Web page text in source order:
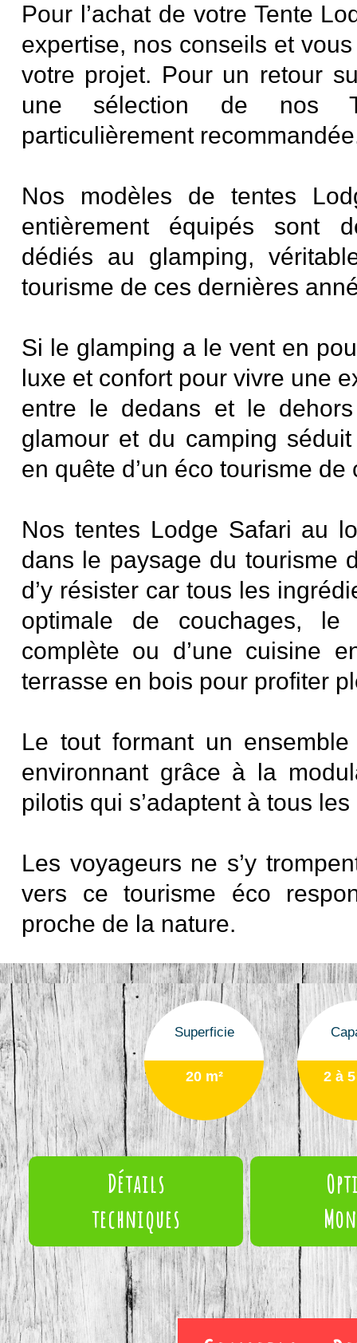
Pour l’achat de votre Tente
expertise, nos conseils et
votre projet. Pour un retour
une sélection de nos
particulièrement
Nos modèles de tentes
entièrement équipés sont
dédiés au glamping,
tourisme de ces dernières
Si le glamping a le vent en
luxe et confort pour vivre une
entre le dedans et le
glamour et du camping
en quête d’un éco tourisme de
Nos tentes Lodge Safari au
dans le paysage du tourisme
d’y résister car tous les
optimale de couchages,
complète ou d’une cuisine
terrasse en bois pour profiter
Le tout formant un
environnant grâce à la
pilotis qui s’adaptent à tous
Les voyageurs ne s’y
vers ce tourisme éco
proche de la nature.
Superficie
20 m² 2 à
Détails
techniques